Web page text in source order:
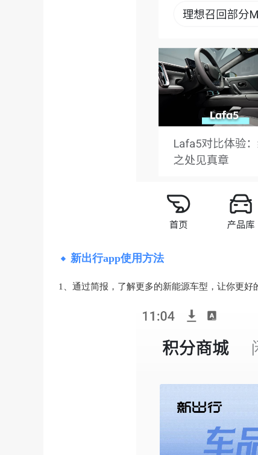
新出行app使用方法
1、通过简报，了解更多的新能源车型，让你更好